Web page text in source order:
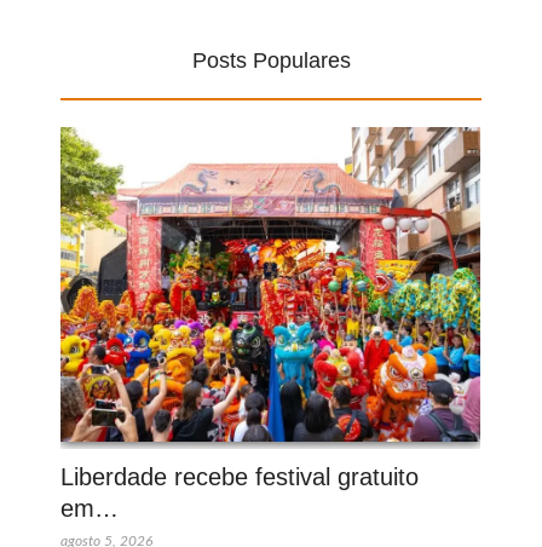
Posts Populares
Liberdade recebe festival gratuito
em…
agosto 5, 2026